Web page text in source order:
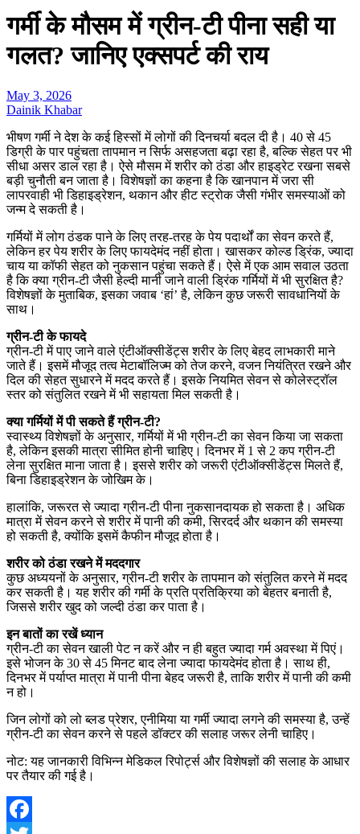
गर्मी के मौसम में ग्रीन-टी पीना सही या
गलत? जानिए एक्सपर्ट की राय
May 3, 2026
Dainik Khabar
भीषण गर्मी ने देश के कई हिस्सों में लोगों की दिनचर्या बदल दी है। 40 से 45
डिग्री के पार पहुंचता तापमान न सिर्फ असहजता बढ़ा रहा है, बल्कि सेहत पर भी
सीधा असर डाल रहा है। ऐसे मौसम में शरीर को ठंडा और हाइड्रेट रखना सबसे
बड़ी चुनौती बन जाता है। विशेषज्ञों का कहना है कि खानपान में जरा सी
लापरवाही भी डिहाइड्रेशन, थकान और हीट स्ट्रोक जैसी गंभीर समस्याओं को
जन्म दे सकती है।
गर्मियों में लोग ठंडक पाने के लिए तरह-तरह के पेय पदार्थों का सेवन करते हैं,
लेकिन हर पेय शरीर के लिए फायदेमंद नहीं होता। खासकर कोल्ड ड्रिंक, ज्यादा
चाय या कॉफी सेहत को नुकसान पहुंचा सकते हैं। ऐसे में एक आम सवाल उठता
है कि क्या ग्रीन-टी जैसी हेल्दी मानी जाने वाली ड्रिंक गर्मियों में भी सुरक्षित है?
विशेषज्ञों के मुताबिक, इसका जवाब ‘हां’ है, लेकिन कुछ जरूरी सावधानियों के
साथ।
ग्रीन-टी के फायदे
ग्रीन-टी में पाए जाने वाले एंटीऑक्सीडेंट्स शरीर के लिए बेहद लाभकारी माने
जाते हैं। इसमें मौजूद तत्व मेटाबॉलिज्म को तेज करने, वजन नियंत्रित रखने और
दिल की सेहत सुधारने में मदद करते हैं। इसके नियमित सेवन से कोलेस्ट्रॉल
स्तर को संतुलित रखने में भी सहायता मिल सकती है।
क्या गर्मियों में पी सकते हैं ग्रीन-टी?
स्वास्थ्य विशेषज्ञों के अनुसार, गर्मियों में भी ग्रीन-टी का सेवन किया जा सकता
है, लेकिन इसकी मात्रा सीमित होनी चाहिए। दिनभर में 1 से 2 कप ग्रीन-टी
लेना सुरक्षित माना जाता है। इससे शरीर को जरूरी एंटीऑक्सीडेंट्स मिलते हैं,
बिना डिहाइड्रेशन के जोखिम के।
हालांकि, जरूरत से ज्यादा ग्रीन-टी पीना नुकसानदायक हो सकता है। अधिक
मात्रा में सेवन करने से शरीर में पानी की कमी, सिरदर्द और थकान की समस्या
हो सकती है, क्योंकि इसमें कैफीन मौजूद होता है।
शरीर को ठंडा रखने में मददगार
कुछ अध्ययनों के अनुसार, ग्रीन-टी शरीर के तापमान को संतुलित करने में मदद
कर सकती है। यह शरीर की गर्मी के प्रति प्रतिक्रिया को बेहतर बनाती है,
जिससे शरीर खुद को जल्दी ठंडा कर पाता है।
इन बातों का रखें ध्यान
ग्रीन-टी का सेवन खाली पेट न करें और न ही बहुत ज्यादा गर्म अवस्था में पिएं।
इसे भोजन के 30 से 45 मिनट बाद लेना ज्यादा फायदेमंद होता है। साथ ही,
दिनभर में पर्याप्त मात्रा में पानी पीना बेहद जरूरी है, ताकि शरीर में पानी की कमी
न हो।
जिन लोगों को लो ब्लड प्रेशर, एनीमिया या गर्मी ज्यादा लगने की समस्या है, उन्हें
ग्रीन-टी का सेवन करने से पहले डॉक्टर की सलाह जरूर लेनी चाहिए।
नोट: यह जानकारी विभिन्न मेडिकल रिपोर्ट्स और विशेषज्ञों की सलाह के आधार
पर तैयार की गई है।